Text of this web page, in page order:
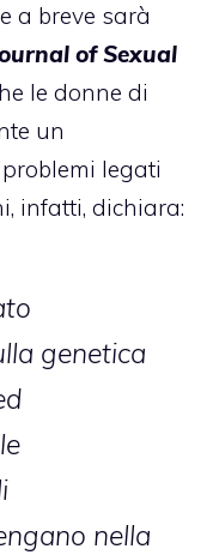
a breve sarà
of Sexual
le donne di
un
legati
infatti, dichiara:
genetica
nella